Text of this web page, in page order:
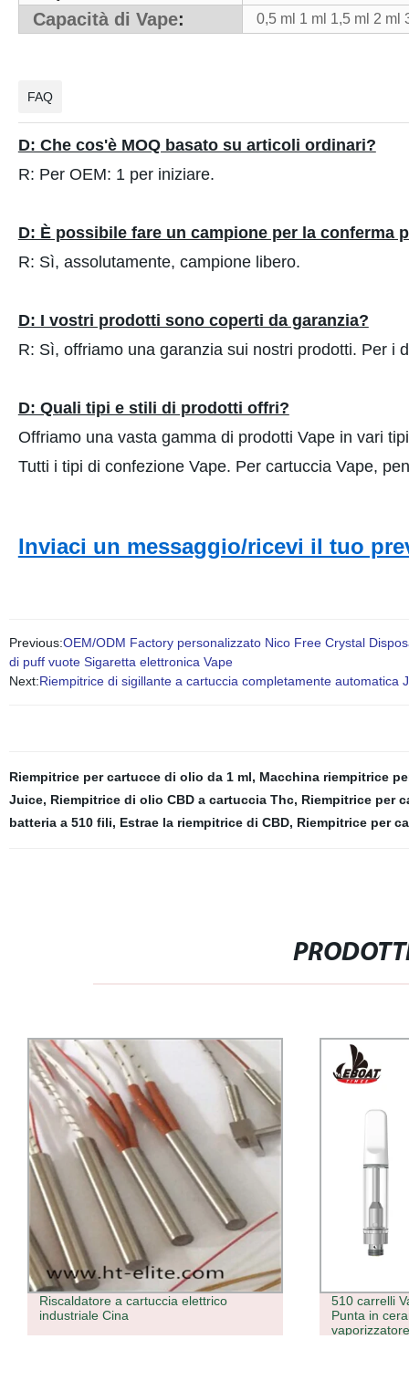
Capacità di Vape: 0,5 ml 1 ml 1,5 ml 2 ml
FAQ
D: Che cos'è MOQ basato su articoli ordinari?
R: Per OEM: 1 per iniziare.
D: È possibile fare un campione per la conferma
R: Sì, assolutamente, campione libero.
D: I vostri prodotti sono coperti da garanzia?
R: Sì, offriamo una garanzia sui nostri prodotti. Per i
D: Quali tipi e stili di prodotti offri?
Offriamo una vasta gamma di prodotti Vape in vari
Tutti i tipi di confezione Vape. Per cartuccia Vape,
Inviaci un messaggio/ricevi il tuo
Previous:OEM/ODM Factory personalizzato Nico Free Crystal
di puff vuote Sigaretta elettronica Vape
Next:Riempitrice di sigillante a cartuccia completamente automatica
Riempitrice per cartucce di olio da 1 ml, Macchina riempitrice
Juice, Riempitrice di olio CBD a cartuccia Thc, Riempitrice per
batteria a 510 fili, Estrae la riempitrice di CBD, Riempitrice per
510 carrelli Vape in acciaio inox 316L
Punta in ceramica di alta qualità E
Riempitrice
sigillante al